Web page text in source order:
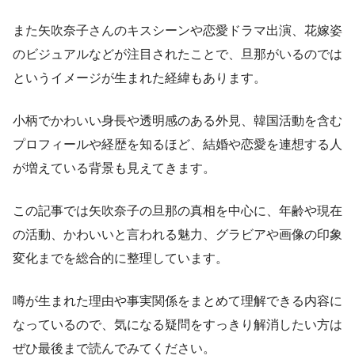
また矢吹奈子さんのキスシーンや恋愛ドラマ出演、花嫁姿
のビジュアルなどが注目されたことで、旦那がいるのでは
というイメージが生まれた経緯もあります。
小柄でかわいい身長や透明感のある外見、韓国活動を含む
プロフィールや経歴を知るほど、結婚や恋愛を連想する人
が増えている背景も見えてきます。
この記事では矢吹奈子の旦那の真相を中心に、年齢や現在
の活動、かわいいと言われる魅力、グラビアや画像の印象
変化までを総合的に整理しています。
噂が生まれた理由や事実関係をまとめて理解できる内容に
なっているので、気になる疑問をすっきり解消したい方は
ぜひ最後まで読んでみてください。